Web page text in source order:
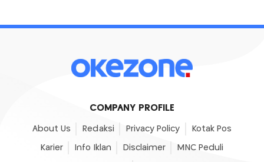
COMPANY PROFILE
About Us Redaksi Privacy Policy Kotak Pos
Karier Info Iklan Disclaimer MNC Peduli